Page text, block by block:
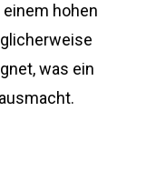
hohen
was ein